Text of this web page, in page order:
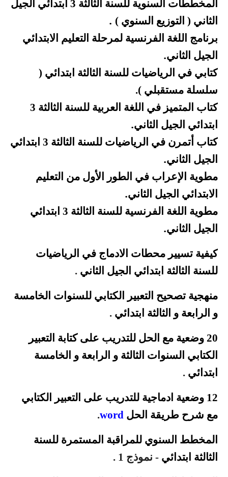
المخططات السنوية للسنة الثالثة 3 ابتدائي الجيل
الثاني ( التوزيع السنوي ) .
برنامج اللغة الفرنسية لمرحلة التعليم الابتدائي
الجيل الثاني.
كتابي في الرياضيات للسنة الثالثة ابتدائي (
سلسلة مستقبلي ).
كتاب المتميز في اللغة العربية للسنة الثالثة 3
ابتدائي الجيل الثاني.
كتاب أتمرن في الرياضيات للسنة الثالثة 3 ابتدائي
الجيل الثاني.
مطوية الإعراب في الطور الأول من التعليم
الابتدائي الجيل الثاني.
مطوية اللغة الفرنسية للسنة الثالثة 3 ابتدائي
الجيل الثاني.
كيفية تسيير محطات الادماج في الرياضيات
للسنة الثالثة ابتدائي الجيل الثاني .
منهجية تصحيح التعبير الكتابي للسنوات الخامسة
و الرابعة و الثالثة ابتدائي .
20 وضعية مع الحل للتدريب على كتابة التعبير
الكتابي السنوات الثالثة و الرابعة و الخامسة
ابتدائي .
12 وضعية ادماجية للتدريب على التعبير الكتابي
مع شرح طريقة الحل word
.
المخطط السنوي للمراقبة المستمرة للسنة
الثالثة ابتدائي - نموذج 1 .